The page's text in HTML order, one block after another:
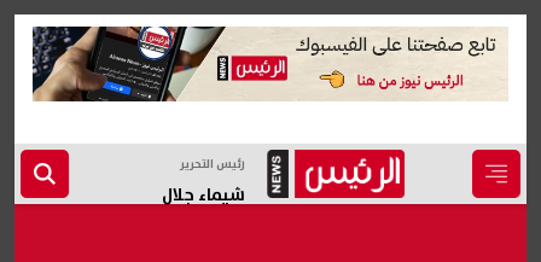
رئيس التحرير
شيماء جلال